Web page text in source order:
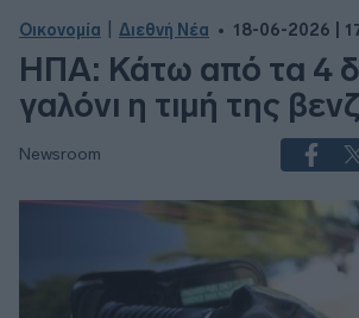
Οικονομία Διεθνή Νέα 18-06-2026 |
ΗΠΑ: Κάτω από τα 4
γαλόνι η τιμή της
Newsroom